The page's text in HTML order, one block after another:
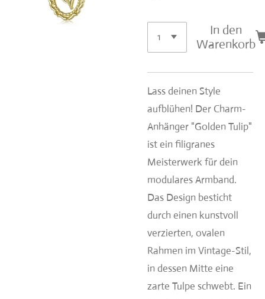
In den
Warenkorb
Lass deinen Style
aufblühen! Der Charm-
Anhänger "Golden Tulip"
ist ein filigranes
Meisterwerk für dein
modulares Armband.
Das Design besticht
durch einen kunstvoll
verzierten, ovalen
Rahmen im Vintage-Stil,
in dessen Mitte eine
zarte Tulpe schwebt. Ein